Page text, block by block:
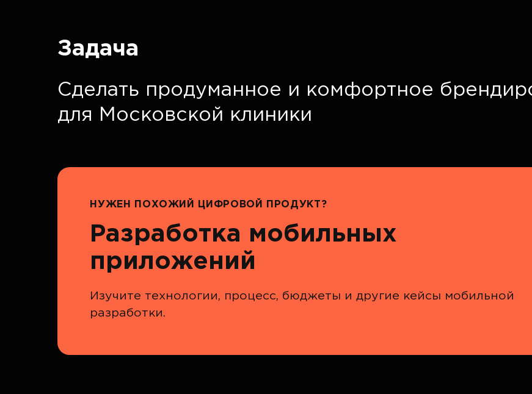
Задача
Сделать продуманное и комфортное
для Московской клиники
НУЖЕН ПОХОЖИЙ ЦИФРОВОЙ ПРОДУКТ?
Разработка мобильных
приложений
Изучите технологии, процесс, бюджеты и другие кейсы мобильной
разработки.